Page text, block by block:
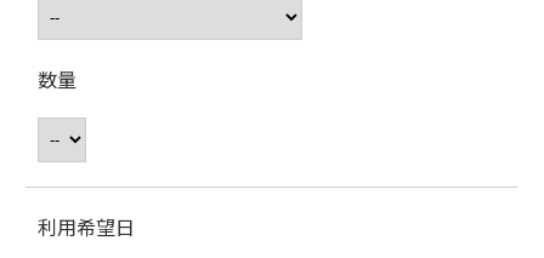
数量
利用希望日